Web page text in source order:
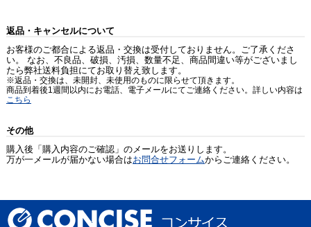
返品・キャンセルについて
お客様のご都合による返品・交換は受付しておりません。ご了承くださ
い。 なお、不良品、破損、汚損、数量不足、商品間違い等がございまし
たら弊社送料負担にてお取り替え致します。
※返品・交換は、未開封、未使用のものに限らせて頂きます。
商品到着後1週間以内にお電話、電子メールにてご連絡ください。詳しい内容は
こちら
その他
購入後「購入内容のご確認」のメールをお送りします。
万が一メールが届かない場合はお問合せフォームからご連絡ください。